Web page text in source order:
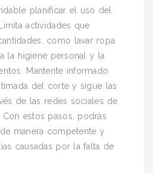
planificar el uso del
actividades que
como lavar ropa
la higiene personal y la
Mantente informado
del corte y sigue las
de las redes sociales de
Con estos pasos, podrás
manera competente y
causadas por la falta de